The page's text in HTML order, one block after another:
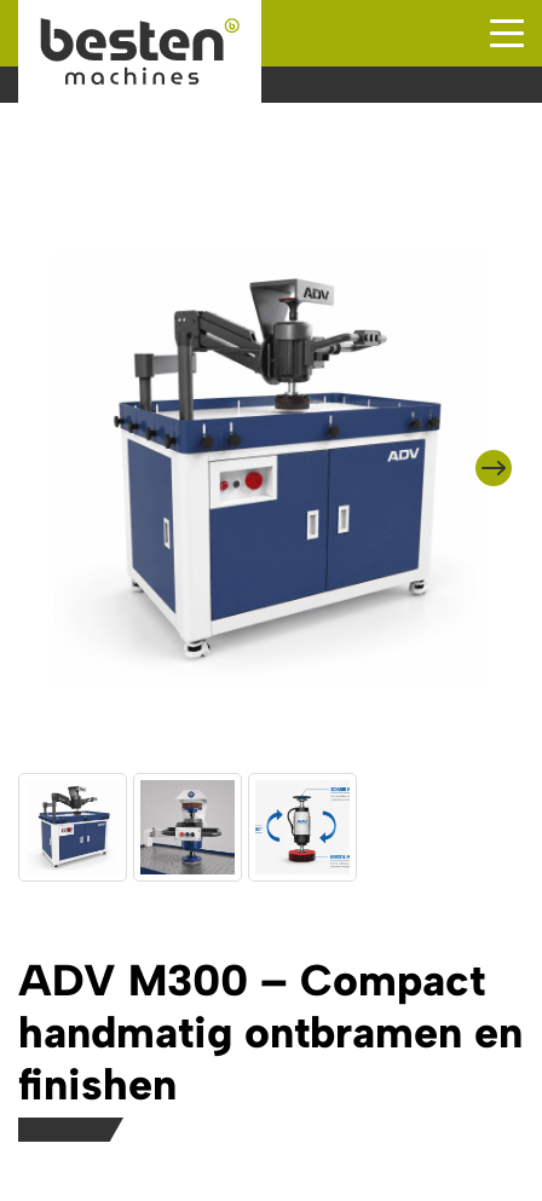
Naar hoofdinhoud
ADV M300 – Compact
handmatig ontbramen en
finishen
Next